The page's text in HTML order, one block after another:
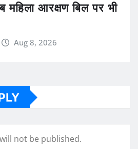
आरक्षण बिल पर भी
Aug 8, 2026
not be published.